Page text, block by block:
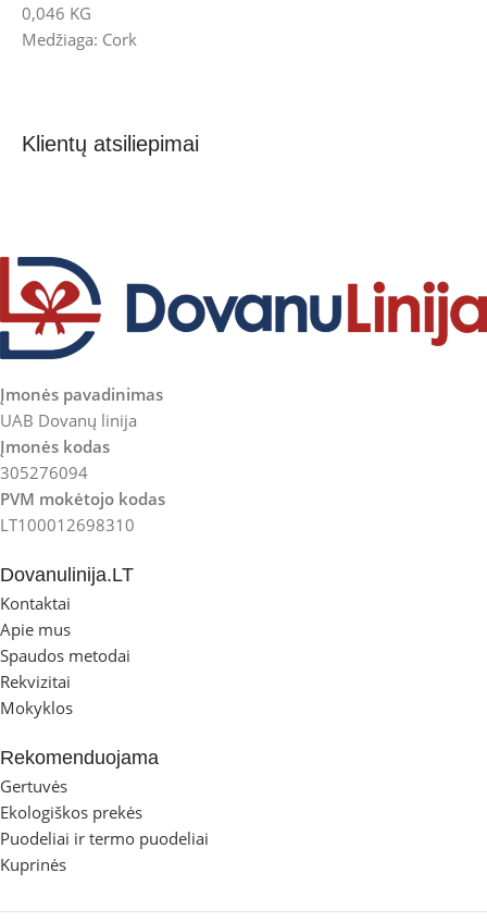
0,046 KG
Medžiaga: Cork
Klientų atsiliepimai
Įmonės pavadinimas
UAB Dovanų linija
Įmonės kodas
305276094
PVM mokėtojo kodas
LT100012698310
Dovanulinija.LT
Kontaktai
Apie mus
Spaudos metodai
Rekvizitai
Mokyklos
Rekomenduojama
Gertuvės
Ekologiškos prekės
Puodeliai ir termo puodeliai
Kuprinės